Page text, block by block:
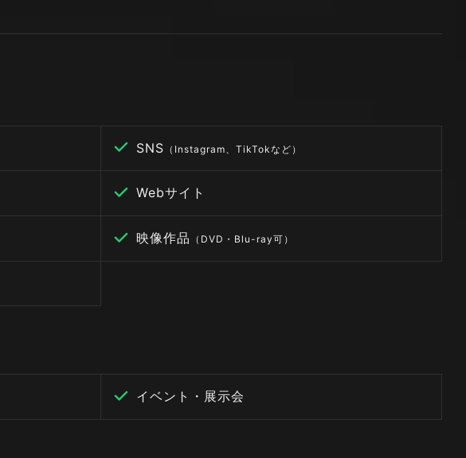
SNS （Instagram、TikTokなど）
Webサイト
映像作品 （DVD・Blu-ray可）
イベント・展示会